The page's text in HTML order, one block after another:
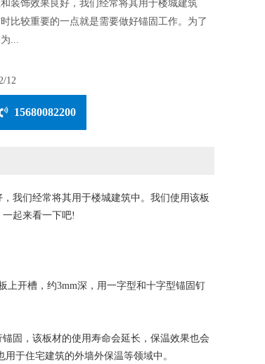
装饰效果良好，我们经常将其用于楼城建筑
比较重要的一点就是需要做好锚固工作。为了
...
12
15680082200
我们经常将其用于楼城建筑中。我们使用该板
起来看一下吧!
开槽，约3mm深，用一字型和十字型锚固钉
固，该板材的使用寿命会延长，保温效果也会
于住宅建筑的外墙外保温等领域中。